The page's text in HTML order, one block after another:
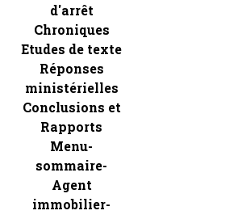
d'arrêt
Chroniques
Etudes de texte
Réponses
ministérielles
Conclusions et
Rapports
Menu-
sommaire-
Agent
immobilier-